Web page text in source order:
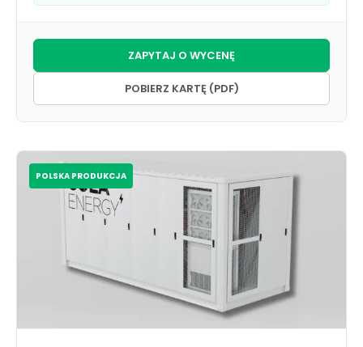
ZAPYTAJ O WYCENĘ
POBIERZ KARTĘ (PDF)
POLSKA PRODUKCJA